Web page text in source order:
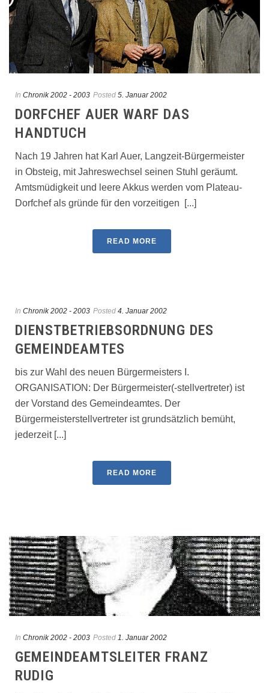
In Chronik 2002 - 2003 Posted 5. Januar 2002
DORFCHEF AUER WARF DAS
HANDTUCH
Nach 19 Jahren hat Karl Auer, Langzeit-Bürgermeister
in Obsteig, mit Jahreswechsel seinen Stuhl geräumt.
Amtsmüdigkeit und leere Akkus werden vom Plateau-
Dorfchef als gründe für den vorzeitigen [...]
READ MORE
In Chronik 2002 - 2003 Posted 4. Januar 2002
DIENSTBETRIEBSORDNUNG DES
GEMEINDEAMTES
bis zur Wahl des neuen Bürgermeisters I.
ORGANISATION: Der Bürgermeister(-stellvertreter) ist
der Vorstand des Gemeindeamtes. Der
Bürgermeisterstellvertreter ist grundsätzlich bemüht,
jederzeit [...]
READ MORE
In Chronik 2002 - 2003 Posted 1. Januar 2002
GEMEINDEAMTSLEITER FRANZ
RUDIG